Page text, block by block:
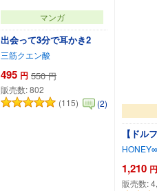
マンガ
出会って3分で耳かき2
三筋クエン酸
495 円 550 円
販売数:802
(115)
(2)
【ドル
1,210 円
販売数: